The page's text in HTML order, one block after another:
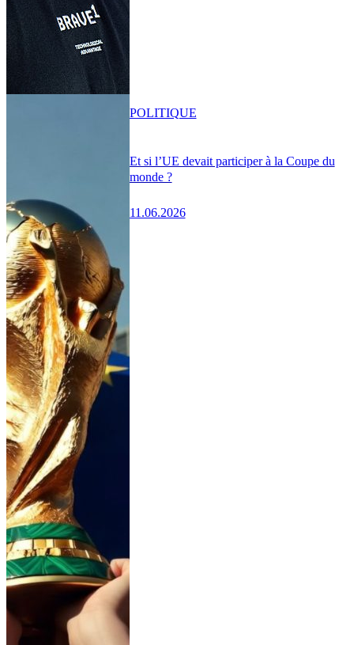
Et si l’UE devait participer à la Coupe du
monde ?
11.06.2026
POLITIQUE